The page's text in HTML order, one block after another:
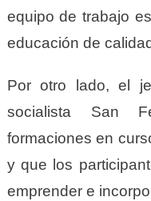
equipo de trabajo
educación de
Por otro lado, el
socialista San
formaciones en
y que los
emprender e